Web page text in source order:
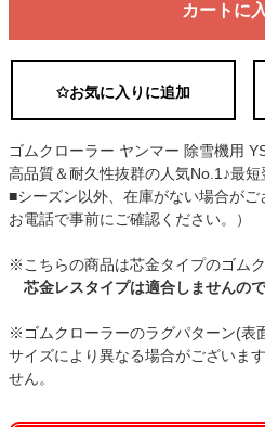
カートに
✩お気に入りに追加
ゴムクローラー ヤンマー 除雪機用
高品質＆耐久性抜群の人気No.1♪最短
■シーズン以外、在庫がない場合がご
お電話で事前にご確認ください。）
※こちらの商品は芯金タイプのゴムク
芯金レスタイプは適合しませんので
※ゴムクローラーのラグパターン(表
サイズにより異なる場合がございま
せん。